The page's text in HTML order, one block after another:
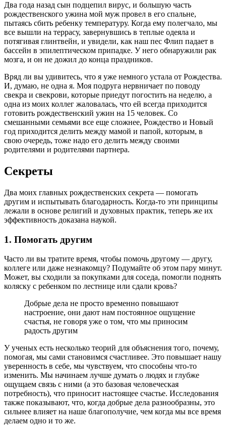
Два года назад сын подцепил вирус, и большую часть
рождественского ужина мой муж провел в его спальне,
пытаясь сбить ребенку температуру. Когда ему полегчало, мы
все вышли на террасу, завернувшись в теплые одеяла и
потягивая глинтвейн, и увидели, как наш пес Флип падает в
бассейн в эпилептическом припадке. У него обнаружили рак
мозга, и он не дожил до конца праздников.
Вряд ли вы удивитесь, что я уже немного устала от Рождества.
И, думаю, не одна я. Моя подруга нервничает по поводу
свекра и свекрови, которые приедут погостить на неделю, а
одна из моих коллег жаловалась, что ей всегда приходится
готовить рождественский ужин на 15 человек. Со
смешанными семьями все еще сложнее, Рождество и Новый
год приходится делить между мамой и папой, которым, в
свою очередь, тоже надо его делить между своими
родителями и родителями партнера.
Секреты
Два моих главных рождественских секрета — помогать
другим и испытывать благодарность. Когда-то эти принципы
лежали в основе религий и духовных практик, теперь же их
эффективность доказана наукой.
1. Помогать другим
Часто ли вы тратите время, чтобы помочь другому — другу,
коллеге или даже незнакомцу? Подумайте об этом пару минут.
Может, вы сходили за покупками для соседа, помогли поднять
коляску с ребенком по лестнице или сдали кровь?
Добрые дела не просто временно повышают
настроение, они дают нам постоянное ощущение
счастья, не говоря уже о том, что мы приносим
радость другим
У ученых есть несколько теорий для объяснения того, почему,
помогая, мы сами становимся счастливее. Это повышает нашу
уверенность в себе, мы чувствуем, что способны что-то
изменить. Мы начинаем лучше думать о людях и глубже
ощущаем связь с ними (а это базовая человеческая
потребность), что приносит настоящее счастье. Исследования
также показывают, что, когда добрые дела разнообразны, это
сильнее влияет на наше благополучие, чем когда мы все время
делаем одно и то же.